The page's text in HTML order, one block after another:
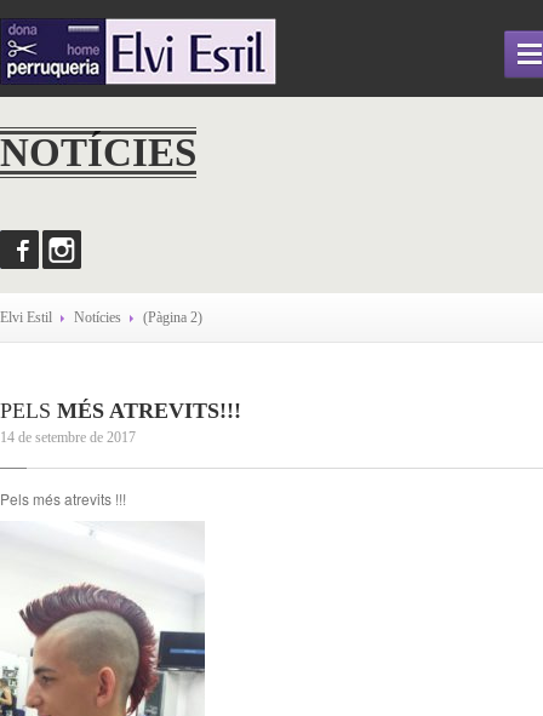
QUI SOM
NOTÍCIES
NOTÍCIES
Elvi Estil Notícies (Pàgina 2)
PELS MÉS ATREVITS!!!
14 de setembre de 2017
Pels més atrevits !!!